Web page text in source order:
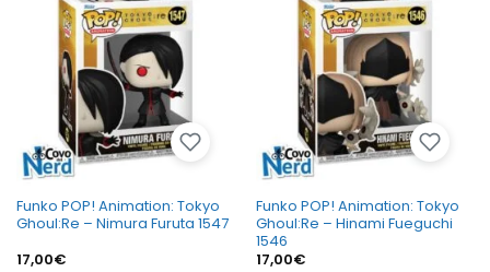
Funko POP! Animation: Tokyo
Ghoul:Re – Nimura Furuta 1547
17,00€
Funko POP! Animation: Tokyo
Ghoul:Re – Hinami Fueguchi
1546
17,00€